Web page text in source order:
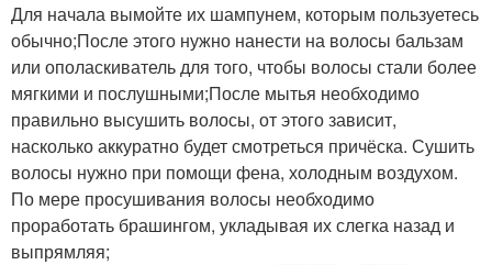
Для начала вымойте их шампунем, которым пользуетесь
обычно;После этого нужно нанести на волосы бальзам
или ополаскиватель для того, чтобы волосы стали более
мягкими и послушными;После мытья необходимо
правильно высушить волосы, от этого зависит,
насколько аккуратно будет смотреться причёска. Сушить
волосы нужно при помощи фена, холодным воздухом.
По мере просушивания волосы необходимо
проработать брашингом, укладывая их слегка назад и
выпрямляя;